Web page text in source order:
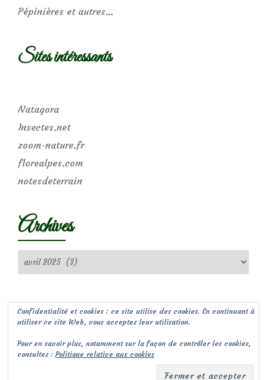
Pépinières et autres…
Sites intéressants
Natagora
Insectes.net
zoom-nature.fr
florealpes.com
notesdeterrain
Archives
Confidentialité et cookies : ce site utilise des cookies. En continuant à
utiliser ce site Web, vous acceptez leur utilisation.
Pour en savoir plus, notamment sur la façon de contrôler les cookies,
consultez :Politique relative aux cookies